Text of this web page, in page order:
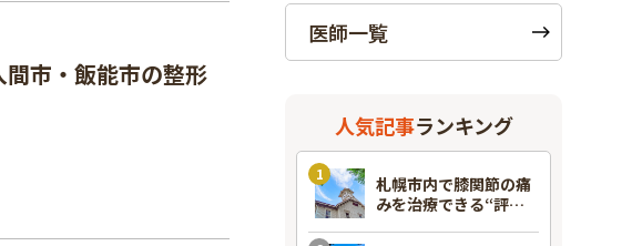
市・飯能市の整形
医師一覧
人気記事ランキング
札幌市内で膝関節の痛
みを治療できる“評判